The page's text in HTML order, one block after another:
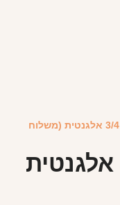
/ שמלת שרוול 3/4 אלגנטית (משלוח
שמלת שרוול 3/4 אלגנטית